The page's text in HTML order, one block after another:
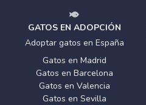
GATOS EN ADOPCIÓN
Adoptar gatos en España
Gatos en Madrid
Gatos en Barcelona
Gatos en Valencia
Gatos en Sevilla